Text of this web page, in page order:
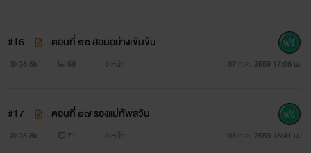
#16 ตอนที่ ๑๖ สอนอย่างเข้มข้น
38.5k 59 0 หน้า 07 ก.ค. 2559 17:06 น.
#17 ตอนที่ ๑๗ รองแม่ทัพสวิน
35.8k 71 0 หน้า 08 ก.ค. 2559 18:41 น.